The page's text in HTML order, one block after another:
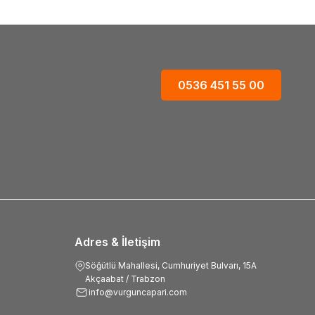
0536 451 55 00
Adres & İletişim
Söğütlü Mahallesi, Cumhuriyet Bulvarı, 15A
Akçaabat / Trabzon
info@vurguncapari.com